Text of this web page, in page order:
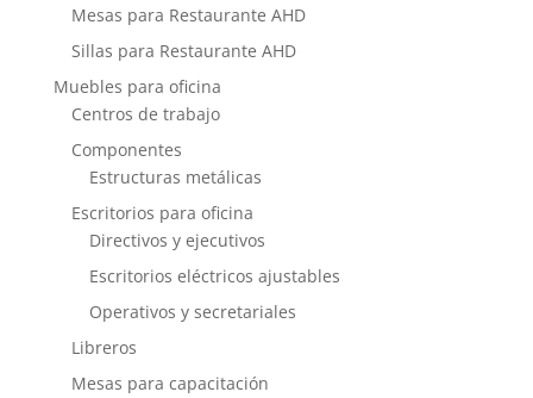
Mesas para Restaurante AHD
Sillas para Restaurante AHD
Muebles para oficina
Centros de trabajo
Componentes
Estructuras metálicas
Escritorios para oficina
Directivos y ejecutivos
Escritorios eléctricos ajustables
Operativos y secretariales
Libreros
Mesas para capacitación